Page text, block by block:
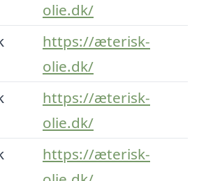
olie.dk/
https://æterisk-
olie.dk/
https://æterisk-
olie.dk/
https://æterisk-